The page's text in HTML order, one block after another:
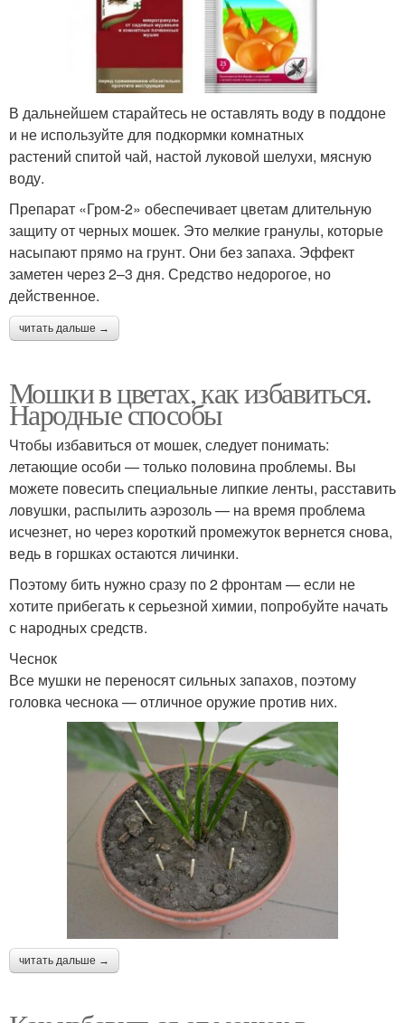
В дальнейшем старайтесь не оставлять воду в поддоне
и не используйте для подкормки комнатных
растений спитой чай, настой луковой шелухи, мясную
воду.
Препарат «Гром-2» обеспечивает цветам длительную
защиту от черных мошек. Это мелкие гранулы, которые
насыпают прямо на грунт. Они без запаха. Эффект
заметен через 2–3 дня. Средство недорогое, но
действенное.
читать дальше →
Мошки в цветах, как избавиться.
Народные способы
Чтобы избавиться от мошек, следует понимать:
летающие особи — только половина проблемы. Вы
можете повесить специальные липкие ленты, расставить
ловушки, распылить аэрозоль — на время проблема
исчезнет, но через короткий промежуток вернется снова,
ведь в горшках остаются личинки.
Поэтому бить нужно сразу по 2 фронтам — если не
хотите прибегать к серьезной химии, попробуйте начать
с народных средств.
Чеснок
Все мушки не переносят сильных запахов, поэтому
головка чеснока — отличное оружие против них.
читать дальше →